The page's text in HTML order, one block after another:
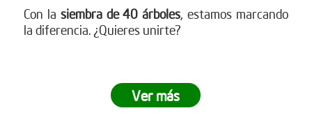
Con la siembra de 40 árboles, estamos marcando
la diferencia. ¿Quieres unirte?
Ver más